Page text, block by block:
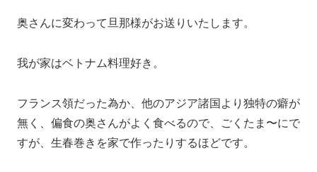
奥さんに変わって旦那様がお送りいたします。
我が家はベトナム料理好き。
フランス領だった為か、他のアジア諸国より独特の癖が
無く、偏食の奥さんがよく食べるので、ごくたま〜にで
すが、生春巻きを家で作ったりするほどです。